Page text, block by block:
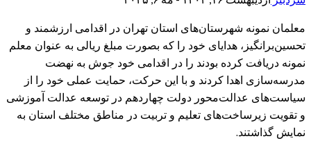
معلمان نمونه شهرستان‌های استان تهران در اقدامی ارزشمند و
تحسین‌برانگیز، هدایای خود را که بصورت مبلغ ریالی به عنوان معلم
نمونه دریافت کرده بودند را در اقدامی خود جوش به نهضت
مدرسه‌سازی اهدا کردند و با این حرکت، حمایت عملی خود را از
سیاست‌های عدالت‌محور دولت چهاردهم در توسعه عدالت آموزشی
و تقویت زیرساخت‌های تعلیم و تربیت در مناطق مختلف استان به
نمایش گذاشتند.